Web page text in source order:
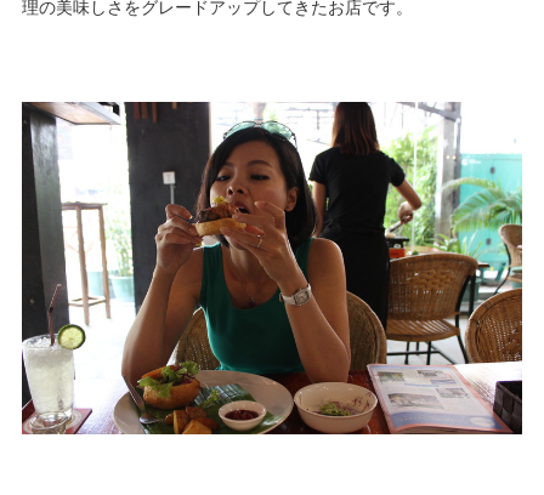
理の美味しさをグレードアップしてきたお店です。